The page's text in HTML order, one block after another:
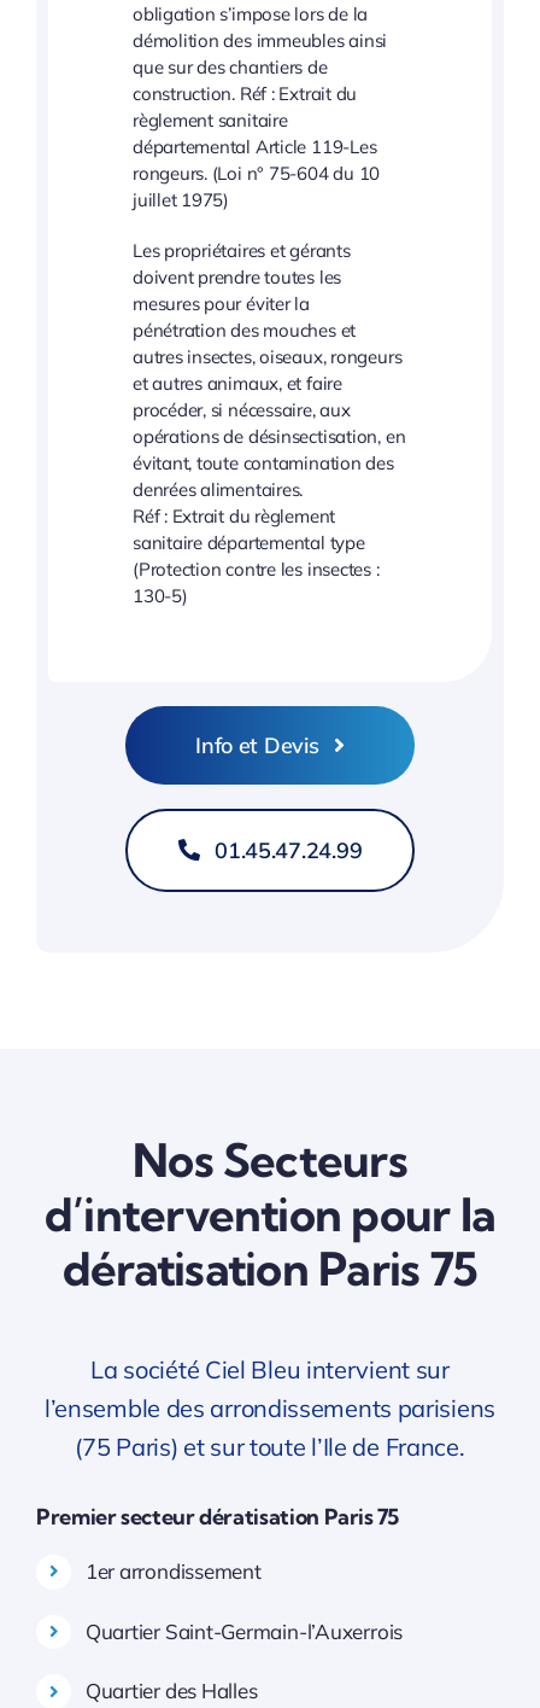
obligation s’impose lors de la
démolition des immeubles ainsi
que sur des chantiers de
construction. Réf : Extrait du
règlement sanitaire
départemental Article 119-Les
rongeurs. (Loi n° 75-604 du 10
juillet 1975)
Les propriétaires et gérants
doivent prendre toutes les
mesures pour éviter la
pénétration des mouches et
autres insectes, oiseaux, rongeurs
et autres animaux, et faire
procéder, si nécessaire, aux
opérations de désinsectisation, en
évitant, toute contamination des
denrées alimentaires.
Réf : Extrait du règlement
sanitaire départemental type
(Protection contre les insectes :
130-5)
Info et Devis
01.45.47.24.99
Nos Secteurs
d’intervention pour la
dératisation Paris 75
La société Ciel Bleu intervient sur
l’ensemble des arrondissements parisiens
(75 Paris) et sur toute l’Ile de France.
Premier secteur dératisation Paris 75
1er arrondissement
Quartier Saint-Germain-l’Auxerrois
Quartier des Halles